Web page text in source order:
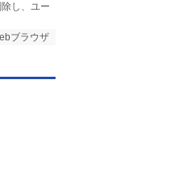
し、ユー
ブラウザ